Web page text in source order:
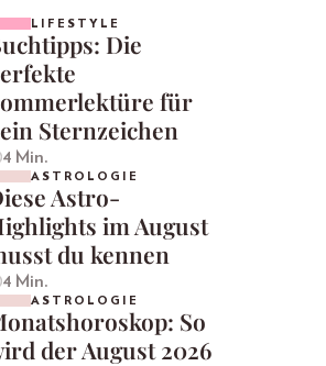
LIFESTYLE
Die
für
Sternzeichen
4 Min.
ASTROLOGIE
Astro-
im August
du kennen
4 Min.
ASTROLOGIE
So
der August 2026